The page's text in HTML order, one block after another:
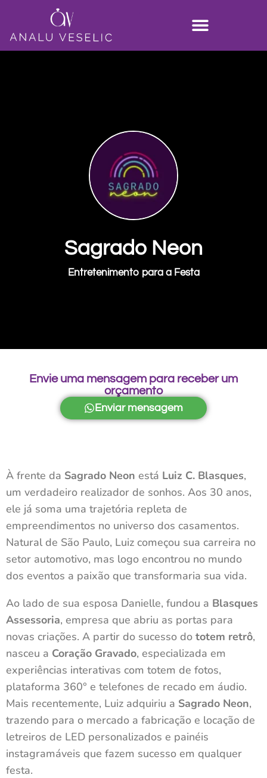
Sagrado Neon
Entretenimento para a Festa
Envie uma mensagem para receber um
orçamento
Enviar mensagem
À frente da Sagrado Neon está Luiz C. Blasques,
um verdadeiro realizador de sonhos. Aos 30 anos,
ele já soma uma trajetória repleta de
empreendimentos no universo dos casamentos.
Natural de São Paulo, Luiz começou sua carreira no
setor automotivo, mas logo encontrou no mundo
dos eventos a paixão que transformaria sua vida.
Ao lado de sua esposa Danielle, fundou a Blasques
Assessoria, empresa que abriu as portas para
novas criações. A partir do sucesso do totem retrô,
nasceu a Coração Gravado, especializada em
experiências interativas com totem de fotos,
plataforma 360° e telefones de recado em áudio.
Mais recentemente, Luiz adquiriu a Sagrado Neon,
trazendo para o mercado a fabricação e locação de
letreiros de LED personalizados e painéis
instagramáveis que fazem sucesso em qualquer
festa.